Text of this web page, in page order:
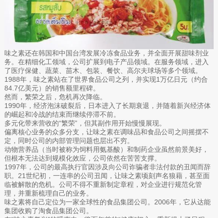
味之素还在韩国和中国台湾发展冷冻食品业务，并全面开展甜味剂业
务。在精细化工领域，公司扩展到电子产品领域。在服务领域，进入
了医疗保健、蔬菜、苗木、包装、餐饮、高尔夫球场等多个领域。
1988年，味之素站在了世界食品公司之列，并实现1万亿日元（约合
84.7亿美元）的销售额里程碑。
然而，繁荣之后，危机再次降临。
1990年，经济泡沫破裂后，日本进入了长期衰退，并随着新兴经济体
的崛起和冷战的结束而继续停滞不前。
多元化带来营收的“繁荣”，但其副作用开始慢慢展现。
偏离核心业务的众多分支，让味之素在调味品和食品公司之间摇摆不
定，同时公司的内部管理问题也层出不穷。
动物营养品（当时被称为饲料用氨基酸）和制药企业虽然前景美好，
但根本无法达到规模化效应，公司依然在苦苦支撑。
1997年，公司的最高执行官因涉及向公司诈骗者非法付款的丑闻而辞
职。21世纪初，一连串的公司丑闻，让味之素顷刻声名狼藉，甚至面
临被解散的危机。公司不得不重新制定章程，对企业进行规范化管
理，并重新梳理自己的业务。
味之素将自己定位为一家全球性的食品集团公司。2006年，它从达能
集团收购了淘食品集团公司。